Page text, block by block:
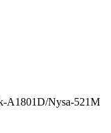
A1801D/Nysa-521M